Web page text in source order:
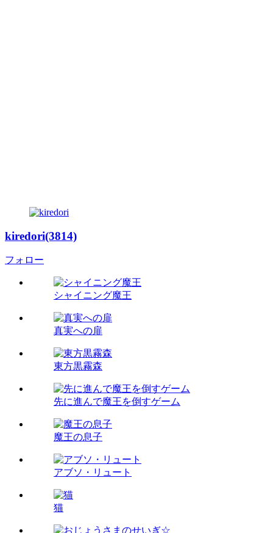
kiredori(3814)
フォロー
シャイニング魔王
真実への扉
東方黒霧森
先に進んで魔王を倒すゲーム
魔王の息子
アブソ・リュート
猫